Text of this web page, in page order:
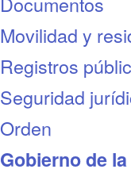
Movilidad y
Registros
Seguridad
Orden
Gobierno de